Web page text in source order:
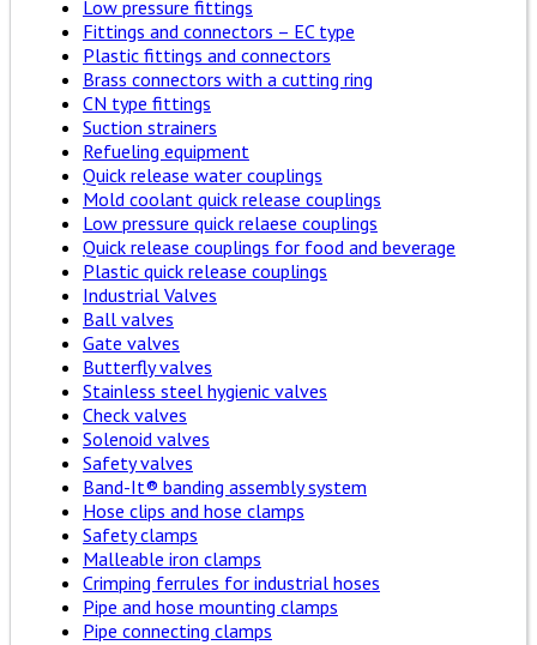
Low pressure fittings
Fittings and connectors – EC type
Plastic fittings and connectors
Brass connectors with a cutting ring
CN type fittings
Suction strainers
Refueling equipment
Quick release water couplings
Mold coolant quick release couplings
Low pressure quick relaese couplings
Quick release couplings for food and beverage
Plastic quick release couplings
Industrial Valves
Ball valves
Gate valves
Butterfly valves
Stainless steel hygienic valves
Check valves
Solenoid valves
Safety valves
Band-It® banding assembly system
Hose clips and hose clamps
Safety clamps
Malleable iron clamps
Crimping ferrules for industrial hoses
Pipe and hose mounting clamps
Pipe connecting clamps